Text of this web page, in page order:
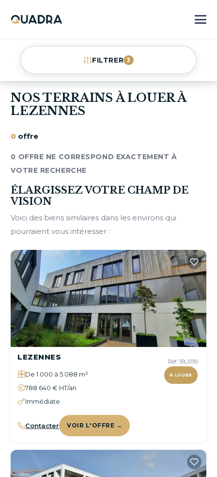
FILTRER 3
NOS TERRAINS À LOUER À
LEZENNES
0 offre
0 OFFRE NE CORRESPOND EXACTEMENT À
VOTRE RECHERCHE
ÉLARGISSEZ VOTRE CHAMP DE
VISION
Voici des biens similaires dans les environs qui
pourraient vous intéresser :
Réf. 59_0110
À LOUER
LEZENNES
De 1 000 à 5 088 m²
788 640 € HT/an
Immédiate
Contacter VOIR L'OFFRE →